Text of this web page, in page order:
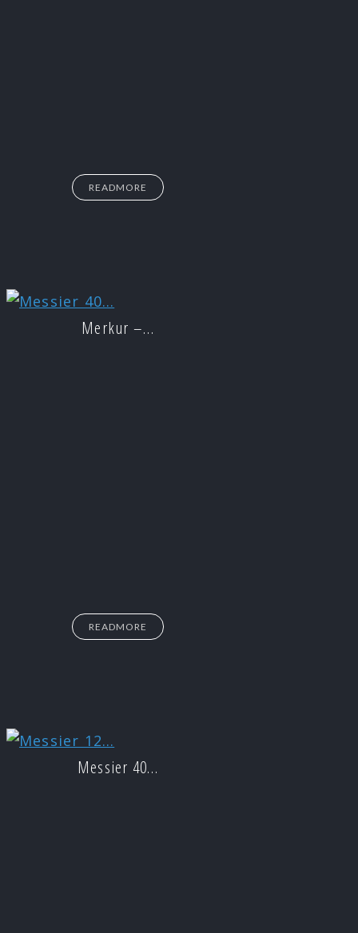
READMORE
Merkur –…
READMORE
Messier 40…